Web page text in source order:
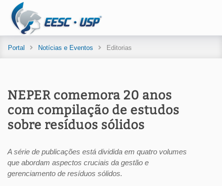
Portal Notícias e Eventos Editorias
NEPER comemora 20 anos
com compilação de estudos
sobre resíduos sólidos
A série de publicações está dividida em quatro volumes
que abordam aspectos cruciais da gestão e
gerenciamento de resíduos sólidos.